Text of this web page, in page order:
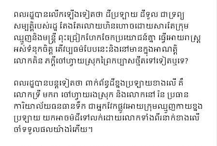
ពលរដ្ឋបានលើកឡើងទៀតថា ដីប្រឡាយ ដីទួល ជាទ្រព្យ
សម្បត្តិរបស់រដ្ឋ តែងតែរលាយហិនហោចដោយសារតែក្រុម
ឈ្មួញនិងមន្រ្តី ពុះជ្រៀកហែកចែកប្រយោជន៍គ្នា ធ្វើអោយរាស្រ្ត
អស់ទំនុកចិត្ត តើវប្បធម៌បែបនេះនិងនៅមានក្នុងអាណត្តិ
លោកគិន ភក្ដីចៅហ្វាយស្រុកព្រៃកប្បាសថ្មីតទៅទៀតឬទេ?
ពលរដ្ឋបានបន្តទៀតថា ពាក់ព័ន្ធដីខ្នងប្រឡាយខាងលើ គឺ
លោកទ្រី មករា ចៅហ្វាយរងស្រុក និងលោកនៅ រ៉ន ប្រធាន
ការិយាល័យធនធានទឹក ជាអ្នកវែកផ្លូវអោយក្រុមឈ្មួញកាយខ្នង
ប្រឡាយ យកអាចម៌ដីទៅលក់ដោយលោកទាំងពីរនាក់ខាងលើ
ចាំទទួលផលយ៉ាងរំភើយ។